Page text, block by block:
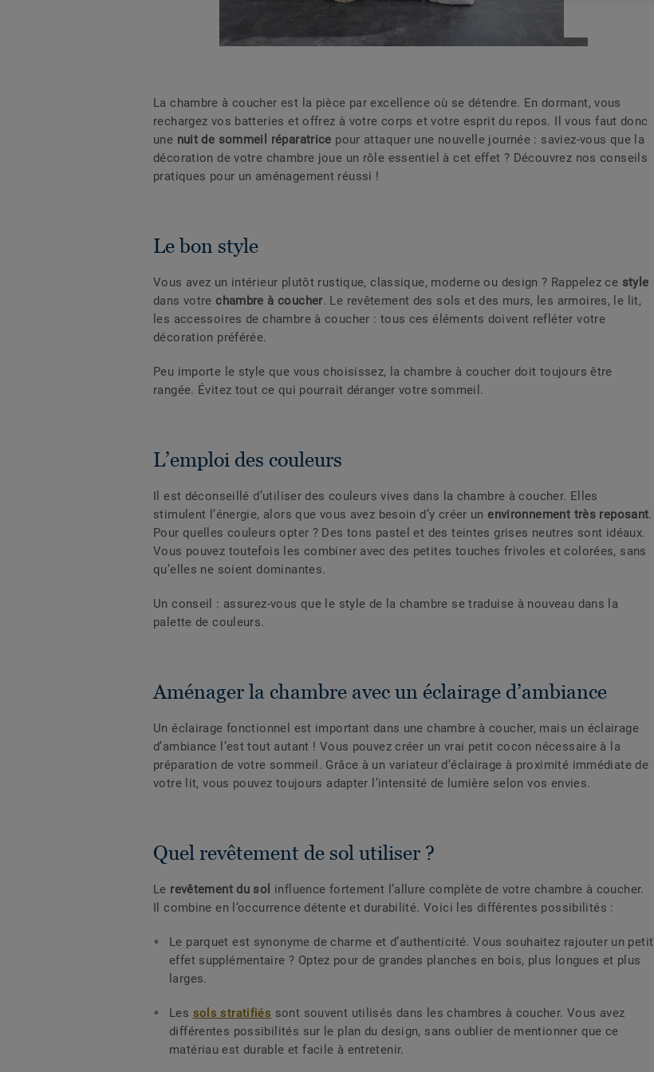
La chambre à coucher est la pièce par excellence où se détendre. En dormant, vous
rechargez vos batteries et offrez à votre corps et votre esprit du repos. Il vous faut donc
une nuit de sommeil réparatrice pour attaquer une nouvelle journée : saviez-vous que la
décoration de votre chambre joue un rôle essentiel à cet effet ? Découvrez nos conseils
pratiques pour un aménagement réussi !
Le bon style
Vous avez un intérieur plutôt rustique, classique, moderne ou design ? Rappelez ce style
dans votrechambre à coucher. Le revêtement des sols et des murs, les armoires, le lit,
les accessoires de chambre à coucher : tous ces éléments doivent refléter votre
décoration préférée.
Peu importe le style que vous choisissez, la chambre à coucher doit toujours être
rangée. Évitez tout ce qui pourrait déranger votre sommeil.
L’emploi des couleurs
Il est déconseillé d’utiliser des couleurs vives dans la chambre à coucher. Elles
stimulent l’énergie, alors que vous avez besoin d’y créer unenvironnement très reposant.
Pour quelles couleurs opter ? Des tons pastel et des teintes grises neutres sont idéaux.
Vous pouvez toutefois les combiner avec des petites touches frivoles et colorées, sans
qu’elles ne soient dominantes.
Un conseil : assurez-vous que le style de la chambre se traduise à nouveau dans la
palette de couleurs.
Aménager la chambre avec un éclairage d’ambiance
Un éclairage fonctionnel est important dans une chambre à coucher, mais un éclairage
d’ambiance l’est tout autant ! Vous pouvez créer un vrai petit cocon nécessaire à la
préparation de votre sommeil. Grâce à un variateur d’éclairage à proximité immédiate de
votre lit, vous pouvez toujours adapter l’intensité de lumière selon vos envies.
Quel revêtement de sol utiliser ?
Le revêtement du sol influence fortement l’allure complète de votre chambre à coucher.
Il combine en l’occurrence détente et durabilité. Voici les différentes possibilités :
Le parquet est synonyme de charme et d’authenticité. Vous souhaitez rajouter un petit
effet supplémentaire ? Optez pour de grandes planches en bois, plus longues et plus
larges.
Les sols stratifiés sont souvent utilisés dans les chambres à coucher. Vous avez
différentes possibilités sur le plan du design, sans oublier de mentionner que ce
matériau est durable et facile à entretenir.